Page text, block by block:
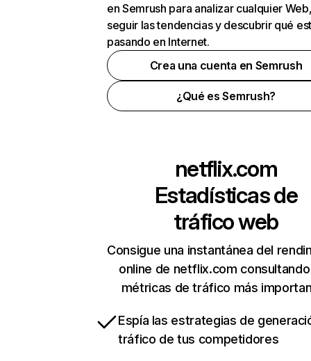
en Semrush para analizar cualquier
seguir las tendencias y descubrir qué
pasando en Internet.
Crea una cuenta en Semrush
¿Qué es Semrush?
netflix.com
Estadísticas de
tráfico web
Consigue una instantánea del
online de netflix.com
métricas de tráfico más
Espía las estrategias de
tráfico de tus competidores